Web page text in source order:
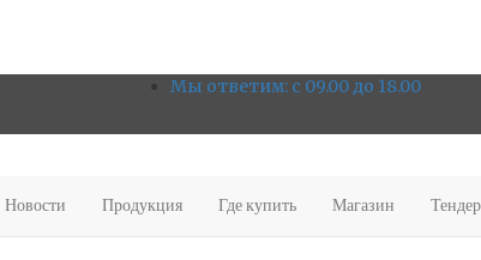
Мы ответим: с 09.00 до 18.00
Новости Продукция Где купить Магазин